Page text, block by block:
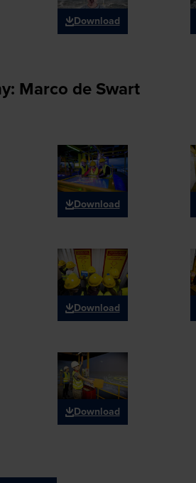
Download
Marco de Swart
Download
Download
Download